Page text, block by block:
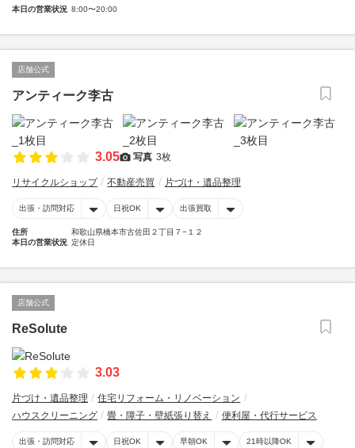
本日の営業状況 8:00〜20:00
店舗公式
アンティーク李古
3.05 写真 3枚
リサイクルショップ 不動産売買 片づけ・遺品整理
出張・訪問対応 日祝OK 出張買取
住所
和歌山県橋本市古佐田２丁目７−１２
本日の営業状況 定休日
店舗公式
ReSolute
3.03
片づけ・遺品整理
住宅リフォーム・リノベーション
ハウスクリーニング
畳・障子・壁紙張り替え 便利屋・代行サービス
出張・訪問対応 日祝OK 早朝OK 21時以降OK